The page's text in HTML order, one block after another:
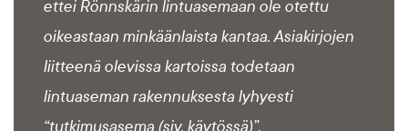
ettei Rönnskärin lintuasemaan ole otettu
oikeastaan minkäänlaista kantaa. Asiakirjojen
liitteenä olevissa kartoissa todetaan
lintuaseman rakennuksesta lyhyesti
“tutkimusasema (siv. käytössä)”.